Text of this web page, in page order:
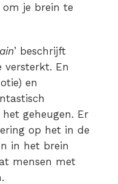
je brein te
’ beschrijft
versterkt. En
en
geheugen. Er
op het in de
in het brein
mensen met